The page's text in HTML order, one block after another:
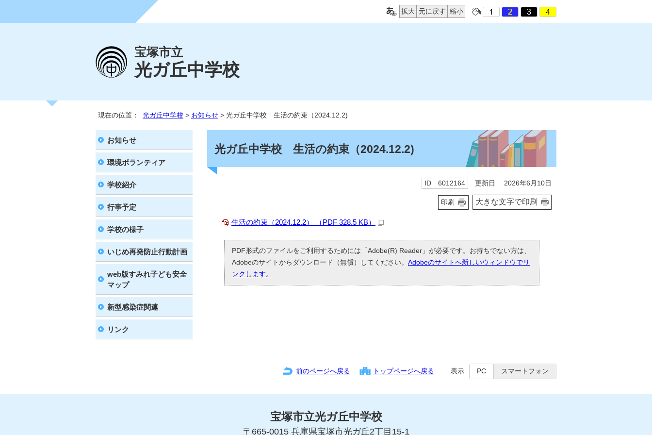
宝塚市立
光ガ丘中学校
拡大 元に戻す 縮小
現在の位置： 光ガ丘中学校 > お知らせ > 光ガ丘中学校 生活の約束（2024.12.2)
光ガ丘中学校 生活の約束（2024.12.2)
ID 6012164 更新日 2026年6月10日
印刷 大きな文字で印刷
生活の約束（2024.12.2） （PDF 328.5 KB）
PDF形式のファイルをご利用するためには「Adobe(R) Reader」が必要です。お持ちでない方は、
Adobeのサイトからダウンロード（無償）してください。 Adobeのサイトへ新しいウィンドウでリ
ンクします。
お知らせ
環境ボランティア
学校紹介
行事予定
学校の様子
いじめ再発防止行動計画
web版すみれ子ども安全
マップ
新型感染症関連
リンク
前のページへ戻る トップページへ戻る 表示 PC スマートフォン
宝塚市立光ガ丘中学校
〒665-0015 兵庫県宝塚市光ガ丘2丁目15-1